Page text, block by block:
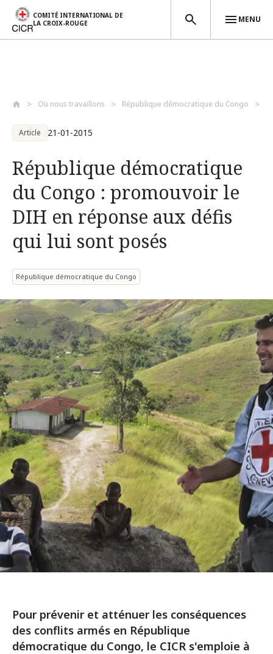
COMITÉ INTERNATIONAL DE
LA CROIX-ROUGE
MENU
Où nous travaillons République démocratique du Congo
Article 21-01-2015
République démocratique
du Congo : promouvoir le
DIH en réponse aux défis
qui lui sont posés
République démocratique du Congo
Pour prévenir et atténuer les conséquences
des conflits armés en République
démocratique du Congo, le CICR s'emploie à